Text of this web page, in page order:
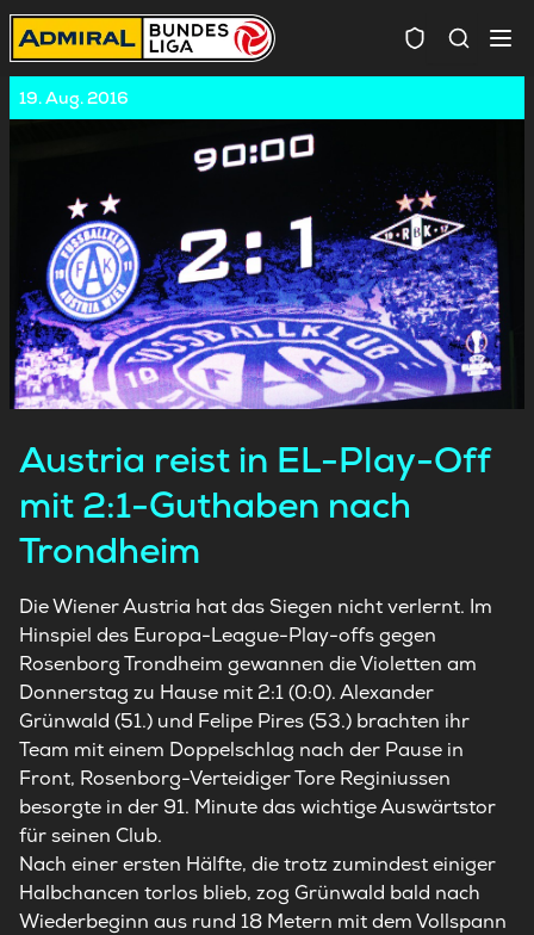
19. Aug. 2016
Austria reist in EL-Play-Off
mit 2:1-Guthaben nach
Trondheim
Die Wiener Austria hat das Siegen nicht verlernt. Im
Hinspiel des Europa-League-Play-offs gegen
Rosenborg Trondheim gewannen die Violetten am
Donnerstag zu Hause mit 2:1 (0:0). Alexander
Grünwald (51.) und Felipe Pires (53.) brachten ihr
Team mit einem Doppelschlag nach der Pause in
Front, Rosenborg-Verteidiger Tore Reginiussen
besorgte in der 91. Minute das wichtige Auswärtstor
für seinen Club.
Nach einer ersten Hälfte, die trotz zumindest einiger
Halbchancen torlos blieb, zog Grünwald bald nach
Wiederbeginn aus rund 18 Metern mit dem Vollspann